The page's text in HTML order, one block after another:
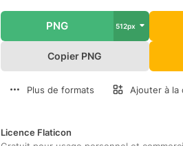
PNG 512px
Copier PNG
Plus de formats Ajouter à la
Licence Flaticon